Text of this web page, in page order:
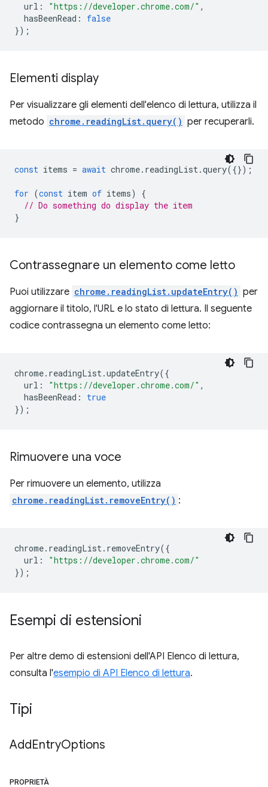
url : "https://developer.chrome.com/" ,
hasBeenRead :
false
});
Elementi display
Per visualizzare gli elementi dell'elenco di lettura, utilizza il
metodo chrome.readingList.query() per recuperarli.
const items = await chrome. readingList .query({});
for (const item of items)
{
// Do something do display the item
}
Contrassegnare un elemento come letto
Puoi utilizzare chrome.readingList.updateEntry() per
aggiornare il titolo, l'URL e lo stato di lettura. Il seguente
codice contrassegna un elemento come letto:
chrome. readingList .updateEntry({
url : "https://developer.chrome.com/" ,
hasBeenRead :
true
});
Rimuovere una voce
Per rimuovere un elemento, utilizza
chrome.readingList.removeEntry() :
chrome. readingList . removeEntry({
url :
"https://developer.chrome.com/"
});
Esempi di estensioni
Per altre demo di estensioni dell'API Elenco di lettura,
consulta l'esempio di API Elenco di lettura.
Tipi
AddEntryOptions
PROPRIETÀ